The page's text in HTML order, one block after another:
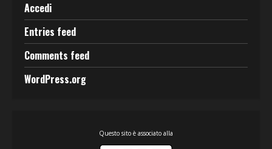
Accedi
Entries feed
Comments feed
WordPress.org
Questo sito è associato alla